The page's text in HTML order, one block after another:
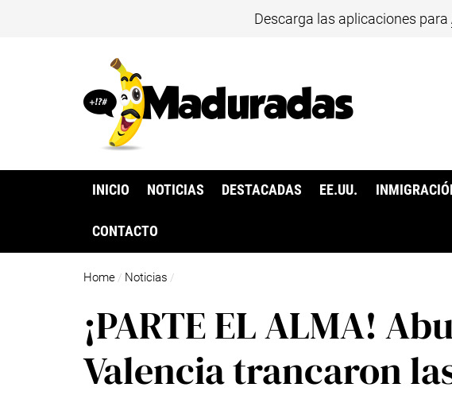
Descarga las aplicaciones para
INICIO NOTICIAS DESTACADAS EE.UU.
CONTACTO
Home / Noticias /
¡PARTE EL ALMA!
Valencia trancaron